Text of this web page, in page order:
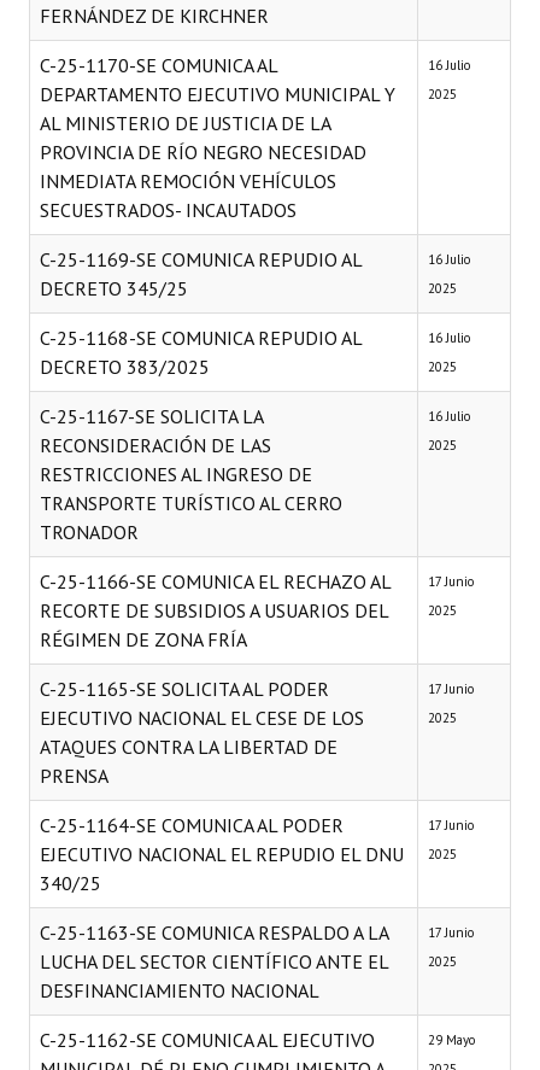
FERNÁNDEZ DE KIRCHNER
C-25-1170-SE COMUNICA AL
DEPARTAMENTO EJECUTIVO MUNICIPAL Y
AL MINISTERIO DE JUSTICIA DE LA
PROVINCIA DE RÍO NEGRO NECESIDAD
INMEDIATA REMOCIÓN VEHÍCULOS
SECUESTRADOS- INCAUTADOS
16 Julio
2025
C-25-1169-SE COMUNICA REPUDIO AL
DECRETO 345/25
16 Julio
2025
C-25-1168-SE COMUNICA REPUDIO AL
DECRETO 383/2025
16 Julio
2025
C-25-1167-SE SOLICITA LA
RECONSIDERACIÓN DE LAS
RESTRICCIONES AL INGRESO DE
TRANSPORTE TURÍSTICO AL CERRO
TRONADOR
16 Julio
2025
C-25-1166-SE COMUNICA EL RECHAZO AL
RECORTE DE SUBSIDIOS A USUARIOS DEL
RÉGIMEN DE ZONA FRÍA
17 Junio
2025
C-25-1165-SE SOLICITA AL PODER
EJECUTIVO NACIONAL EL CESE DE LOS
ATAQUES CONTRA LA LIBERTAD DE
PRENSA
17 Junio
2025
C-25-1164-SE COMUNICA AL PODER
EJECUTIVO NACIONAL EL REPUDIO EL DNU
340/25
17 Junio
2025
C-25-1163-SE COMUNICA RESPALDO A LA
LUCHA DEL SECTOR CIENTÍFICO ANTE EL
DESFINANCIAMIENTO NACIONAL
17 Junio
2025
C-25-1162-SE COMUNICA AL EJECUTIVO
29 Mayo